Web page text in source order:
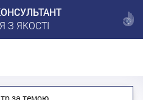
З ЯКОСТІ